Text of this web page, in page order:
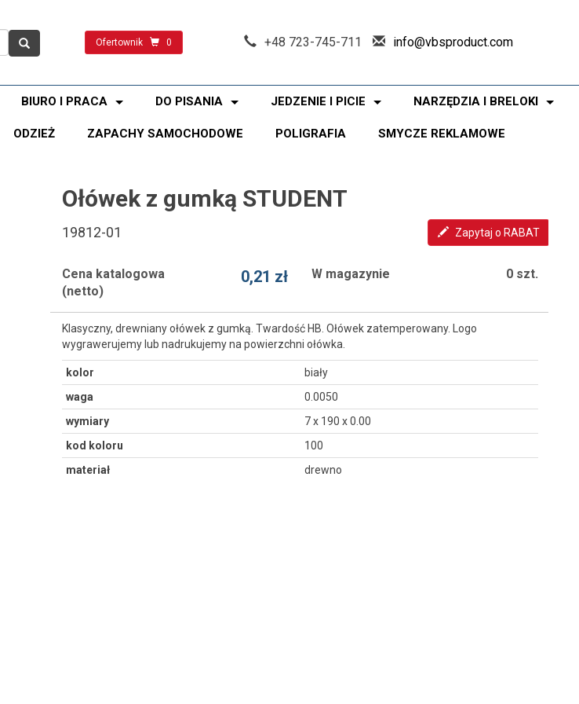
Ofertownik 0 +48 723-745-711 info@vbsproduct.com
BIURO I PRACA DO PISANIA JEDZENIE I PICIE NARZĘDZIA I BRELOKI
ODZIEŻ ZAPACHY SAMOCHODOWE POLIGRAFIA SMYCZE REKLAMOWE
Ołówek z gumką STUDENT
19812-01 Zapytaj o RABAT
Cena katalogowa
(netto)
0,21 zł W magazynie 0 szt.
Klasyczny, drewniany ołówek z gumką. Twardość HB. Ołówek zatemperowany. Logo
wygrawerujemy lub nadrukujemy na powierzchni ołówka.
kolor
biały
waga
0.0050
wymiary
7 x 190 x 0.00
kod koloru
100
materiał
drewno